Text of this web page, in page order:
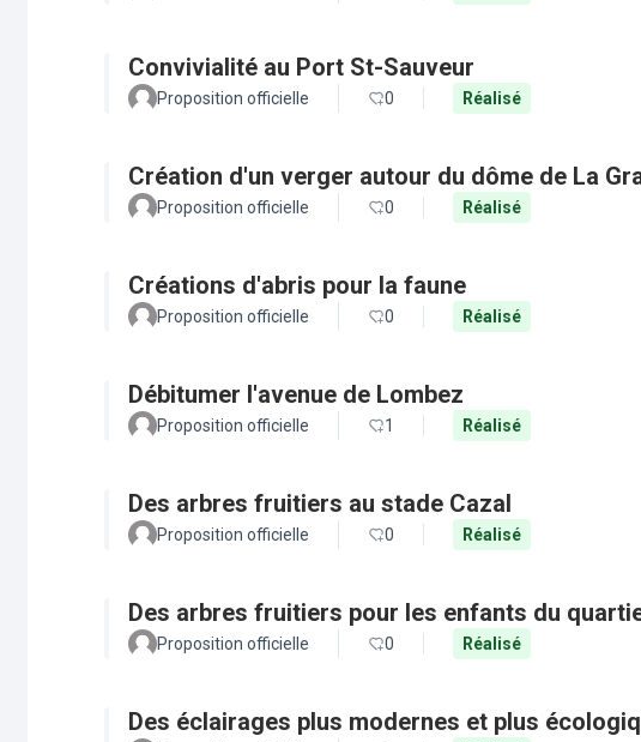
Convivialité au Port St-Sauveur
Proposition officielle 0 Réalisé
Création d'un verger autour du dôme de La
Proposition officielle 0 Réalisé
Créations d'abris pour la faune
Proposition officielle 0 Réalisé
Débitumer l'avenue de Lombez
Proposition officielle 1 Réalisé
Des arbres fruitiers au stade Cazal
Proposition officielle 0 Réalisé
Des arbres fruitiers pour les enfants du
Proposition officielle 0 Réalisé
Des éclairages plus modernes et plus